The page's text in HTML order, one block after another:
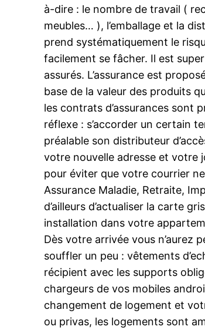
à-dire : le nombre de travail (
meubles… ), l’emballage et la
prend systématiquement le
facilement se fâcher. Il est
assurés. L’assurance est
base de la valeur des produits
les contrats d’assurances sont
réflexe : s’accorder un certain
préalable son distributeur
votre nouvelle adresse et votre
pour éviter que votre courrier
Assurance Maladie, Retraite,
d’ailleurs d’actualiser la carte
installation dans votre
Dès votre arrivée vous n’aurez
souffler un peu : vêtements
récipient avec les supports
chargeurs de vos mobiles
changement de logement et
ou privas, les logements sont